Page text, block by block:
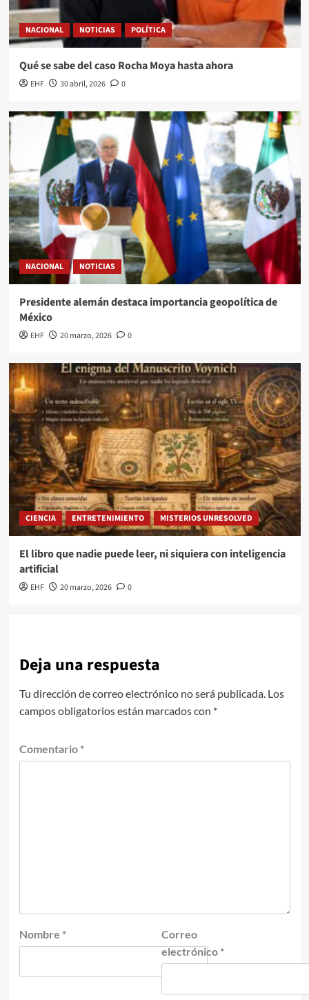
NACIONAL NOTICIAS POLÍTICA
Qué se sabe del caso Rocha Moya hasta ahora
EHF 30 abril, 2026 0
NACIONAL NOTICIAS
Presidente alemán destaca importancia geopolítica de
México
EHF 20 marzo, 2026 0
CIENCIA ENTRETENIMIENTO MISTERIOS UNRESOLVED
El libro que nadie puede leer, ni siquiera con inteligencia
artificial
EHF 20 marzo, 2026 0
Deja una respuesta
Tu dirección de correo electrónico no será publicada. Los
campos obligatorios están marcados con *
Comentario *
Nombre *
Correo
electrónico *